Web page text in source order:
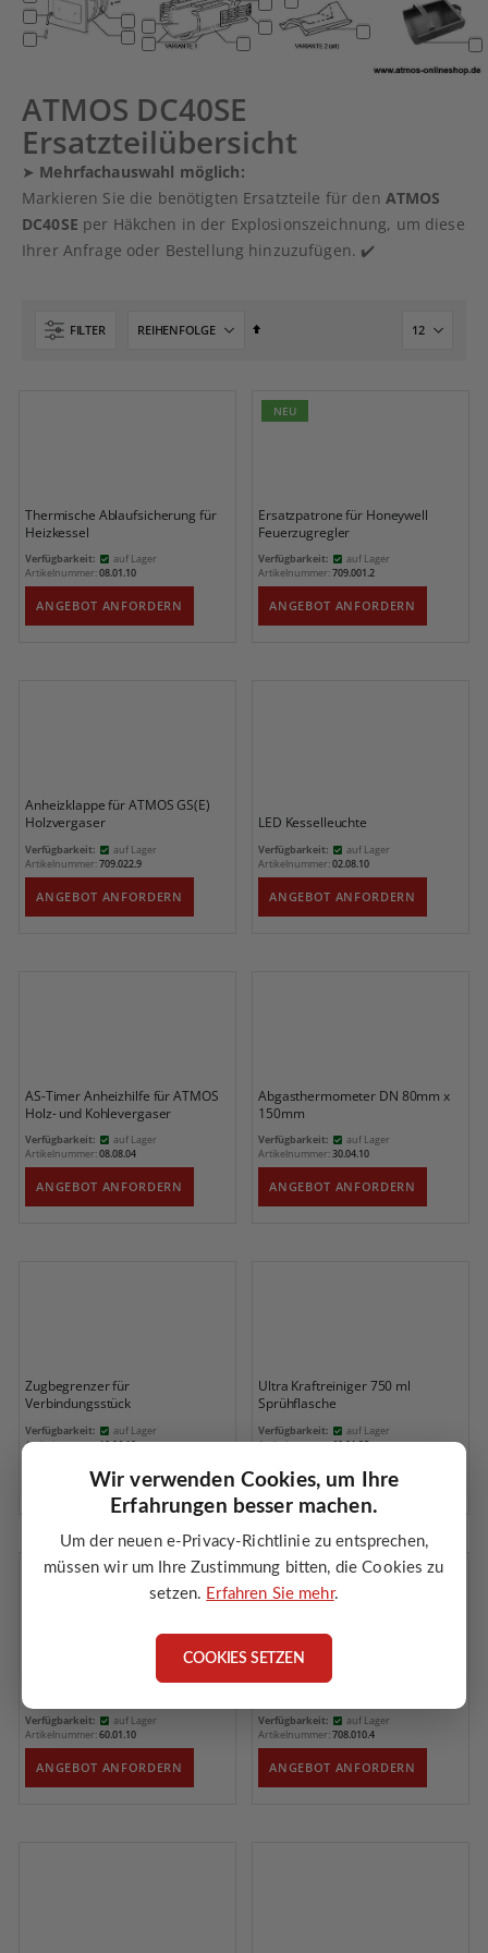
Wir verwenden Cookies, um Ihre
Erfahrungen besser machen.
Um der neuen e-Privacy-Richtlinie zu entsprechen,
müssen wir um Ihre Zustimmung bitten, die Cookies zu
setzen. Erfahren Sie mehr.
COOKIES SETZEN
ATMOS DC40SE
Ersatzteilübersicht
➤ Mehrfachauswahl möglich:
Markieren Sie die benötigten Ersatzteile für den ATMOS
DC40SE per Häkchen in der Explosionszeichnung, um diese
Ihrer Anfrage oder Bestellung hinzuzufügen. ✔️
FILTER
Absteigend
Thermische Ablaufsicherung für
Heizkessel
Verfügbarkeit:
auf Lager
Artikelnummer:08.01.10
ANGEBOT ANFORDERN
NEU
Ersatzpatrone für Honeywell
Feuerzugregler
Verfügbarkeit:
auf Lager
Artikelnummer:709.001.2
ANGEBOT ANFORDERN
Anheizklappe für ATMOS GS(E)
Holzvergaser
Verfügbarkeit:
auf Lager
Artikelnummer:709.022.9
ANGEBOT ANFORDERN
LED Kesselleuchte
Verfügbarkeit:
auf Lager
Artikelnummer:02.08.10
ANGEBOT ANFORDERN
AS-Timer Anheizhilfe für ATMOS
Holz- und Kohlevergaser
Verfügbarkeit:
auf Lager
Artikelnummer:08.08.04
ANGEBOT ANFORDERN
Abgasthermometer DN 80mm x
150mm
Verfügbarkeit:
auf Lager
Artikelnummer:30.04.10
ANGEBOT ANFORDERN
Zugbegrenzer für
Verbindungsstück
Verfügbarkeit:
auf Lager
Artikelnummer:10.06.10
ANGEBOT ANFORDERN
Ultra Kraftreiniger 750 ml
Sprühflasche
Verfügbarkeit:
auf Lager
Artikelnummer:60.01.35
ANGEBOT ANFORDERN
Anheizklappenlöser - 500 ml
Verfügbarkeit:
auf Lager
Artikelnummer:60.01.10
ANGEBOT ANFORDERN
Ersatzpatrone 72°C für Laddomat
Verfügbarkeit:
auf Lager
Artikelnummer:708.010.4
ANGEBOT ANFORDERN